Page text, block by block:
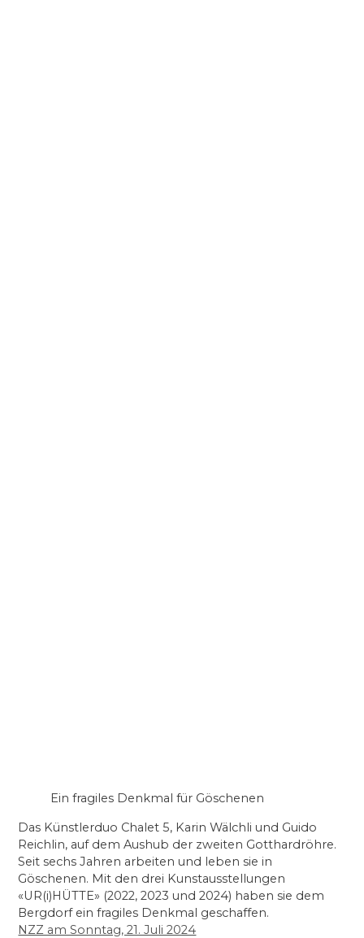
Ein fragiles Denkmal für Göschenen
Das Künstlerduo Chalet 5, Karin Wälchli und Guido
Reichlin, auf dem Aushub der zweiten Gotthardröhre.
Seit sechs Jahren arbeiten und leben sie in
Göschenen. Mit den drei Kunstausstellungen
«UR(i)HÜTTE» (2022, 2023 und 2024) haben sie dem
Bergdorf ein fragiles Denkmal geschaffen.
NZZ am Sonntag, 21. Juli 2024